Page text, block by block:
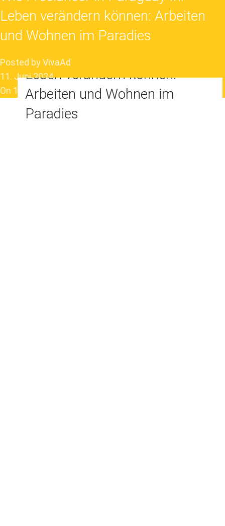
Leben verändern können: Arbeiten
und Wohnen im Paradies
Posted byVivaAd
11. Juni 2024
On 11. Juni 2024
Wie Freelancer in Paraguay Ihr
Leben verändern können:
Arbeiten und Wohnen im
Paradies